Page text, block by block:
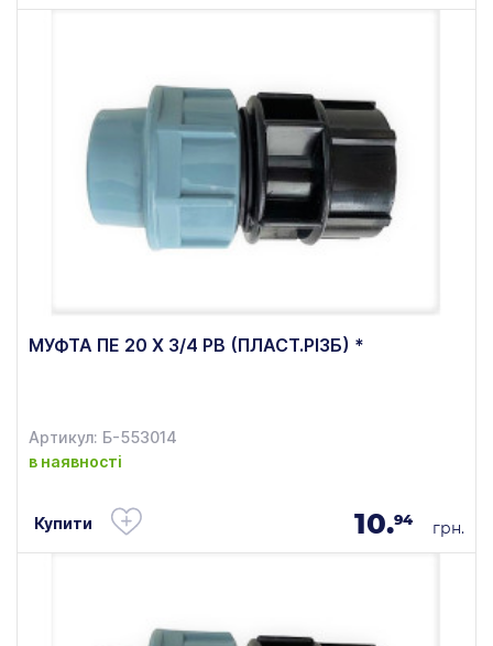
МУФТА ПЕ 20 Х 3/4 РВ (ПЛАСТ.РІЗБ) *
Артикул: Б-553014
в наявності
Купити 10.94 грн.